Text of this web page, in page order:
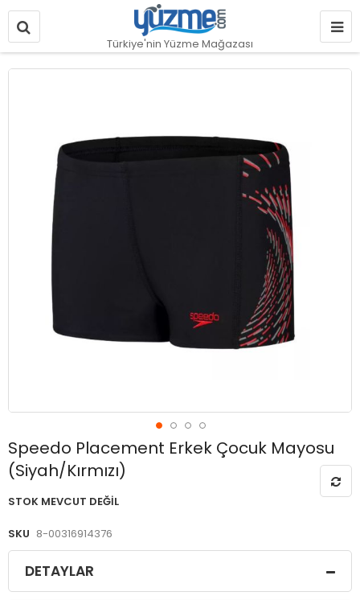
Türkiye'nin Yüzme Mağazası
Speedo Placement Erkek Çocuk Mayosu
(Siyah/Kırmızı)
STOK MEVCUT DEĞIL
SKU 8-00316914376
Resim
Resim
galerisinin
başlangıcına
DETAYLAR